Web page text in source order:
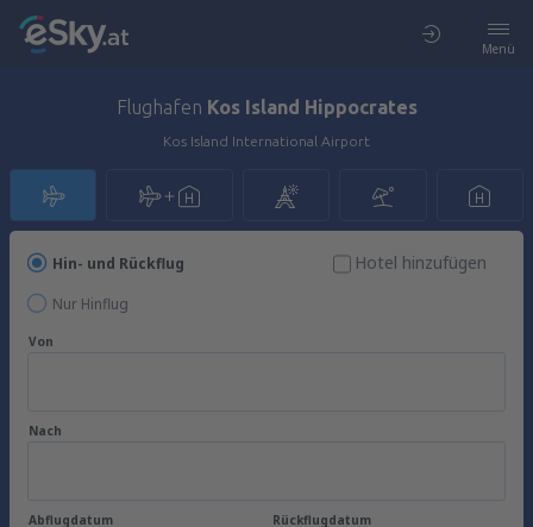
Menü
Flughafen Kos Island Hippocrates
Kos Island International Airport
Hin- und Rückflug
Nur Hinflug
Hotel hinzufügen
Von
Nach
Abflugdatum Rückflugdatum